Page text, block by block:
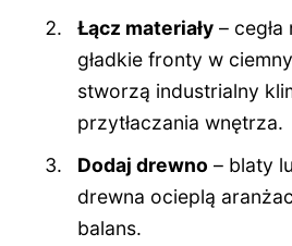
Łącz materiały –
gładkie fronty w
stworzą industrialny
przytłaczania wnętrza.
Dodaj drewno – blaty
drewna ocieplą
balans.